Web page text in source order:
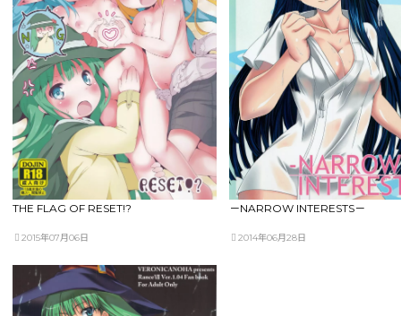
THE FLAG OF RESET!?
2015年07月06日
－NARROW INTERESTS－
2014年06月28日